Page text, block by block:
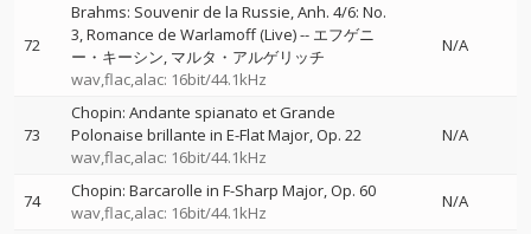
72
Brahms: Souvenir de la Russie, Anh. 4/6: No.
3, Romance de Warlamoff (Live)-- エフゲニ
ー・キーシン マルタ・アルゲリッチ
wav,flac,alac: 16bit/44.1kHz
N/A
73
Chopin: Andante spianato et Grande
Polonaise brillante in E-Flat Major, Op. 22
wav,flac,alac: 16bit/44.1kHz
N/A
74
Chopin: Barcarolle in F-Sharp Major, Op. 60
wav,flac,alac: 16bit/44.1kHz
N/A